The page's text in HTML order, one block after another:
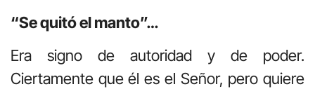
“Se quitó el manto”…
Era signo de autoridad y de poder.
Ciertamente que él es el Señor, pero quiere